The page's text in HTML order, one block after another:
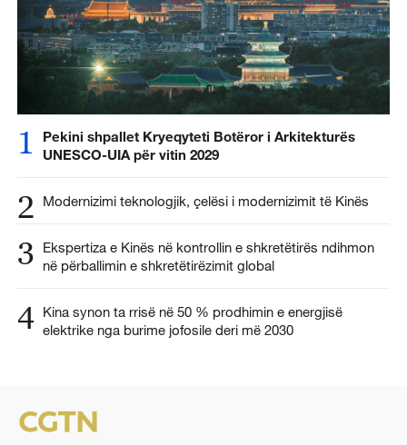
1
Pekini shpallet Kryeqyteti Botëror i Arkitekturës
UNESCO-UIA për vitin 2029
2 Modernizimi teknologjik, çelësi i modernizimit të Kinës
3
Ekspertiza e Kinës në kontrollin e shkretëtirës ndihmon
në përballimin e shkretëtirëzimit global
4 Kina synon ta rrisë në 50 % prodhimin e energjisë
elektrike nga burime jofosile deri më 2030